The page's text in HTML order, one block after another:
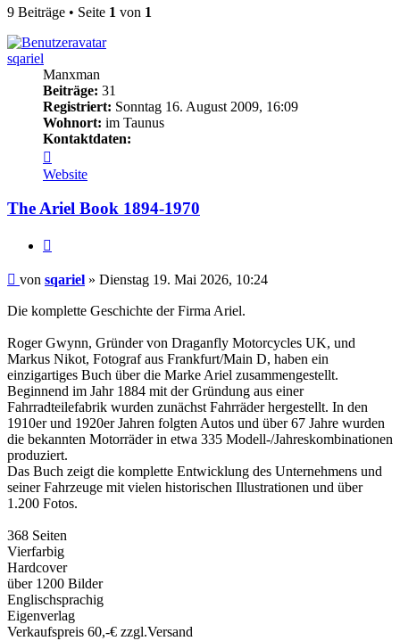
9 Beiträge • Seite 1 von 1
sqariel
Manxman
Beiträge: 31
Registriert: Sonntag 16. August 2009, 16:09
Wohnort: im Taunus
Kontaktdaten:
von
sqariel
Website
The Ariel Book 1894-1970
Beitrag
von sqariel » Dienstag 19. Mai 2026, 10:24
Die komplette Geschichte der Firma Ariel.
Roger Gwynn, Gründer von Draganfly Motorcycles UK, und
Markus Nikot, Fotograf aus Frankfurt/Main D, haben ein
einzigartiges Buch über die Marke Ariel zusammengestellt.
Beginnend im Jahr 1884 mit der Gründung aus einer
Fahrradteilefabrik wurden zunächst Fahrräder hergestellt. In den
1910er und 1920er Jahren folgten Autos und über 67 Jahre wurden
die bekannten Motorräder in etwa 335 Modell-/Jahreskombinationen
produziert.
Das Buch zeigt die komplette Entwicklung des Unternehmens und
seiner Fahrzeuge mit vielen historischen Illustrationen und über
1.200 Fotos.
368 Seiten
Vierfarbig
Hardcover
über 1200 Bilder
Englischsprachig
Eigenverlag
Verkaufspreis 60,-€ zzgl.Versand